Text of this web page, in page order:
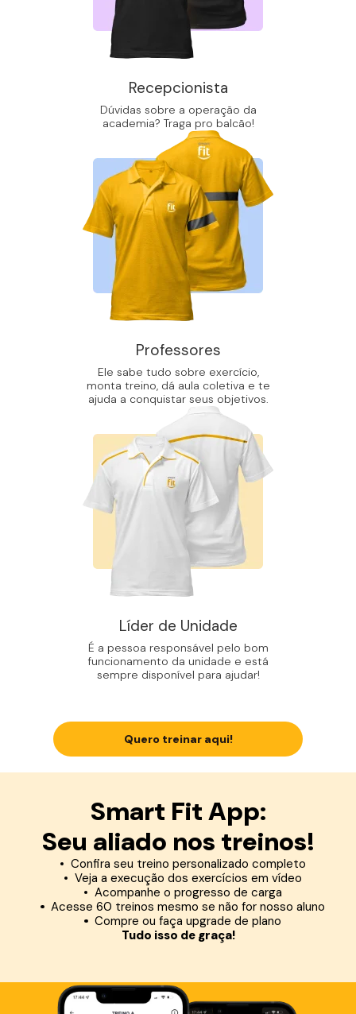
Recepcionista
Dúvidas sobre a operação da
academia? Traga pro balcão!
Professores
Ele sabe tudo sobre exercício,
monta treino, dá aula coletiva e te
ajuda a conquistar seus objetivos.
Líder de Unidade
É a pessoa responsável pelo bom
funcionamento da unidade e está
sempre disponível para ajudar!
Quero treinar aqui!
Smart Fit App:
Seu aliado nos treinos!
Confira seu treino personalizado completo
Veja a execução dos exercícios em vídeo
Acompanhe o progresso de carga
Acesse 60 treinos mesmo se não for nosso aluno
Compre ou faça upgrade de plano
Tudo isso de graça!